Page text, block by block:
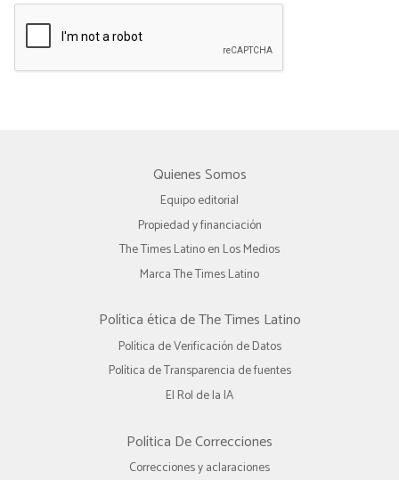
Quienes Somos
Equipo editorial
Propiedad y financiación
The Times Latino en Los Medios
Marca The Times Latino
Política ética de The Times Latino
Política de Verificación de Datos
Política de Transparencia de fuentes
El Rol de la IA
Política De Correcciones
Correcciones y aclaraciones